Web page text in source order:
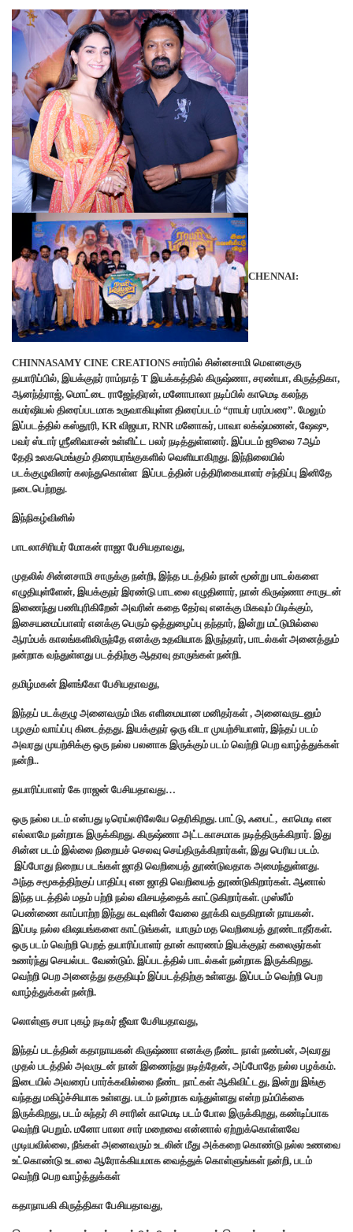
CHENNAI:
CHINNASAMY CINE CREATIONS சார்பில் சின்னசாமி மௌனகுரு
தயாரிப்பில், இயக்குநர் ராம்நாத் T இயக்கத்தில் கிருஷ்ணா, சரண்யா, கிருத்திகா,
ஆனந்த்ராஜ், மொட்டை ராஜேந்திரன், மனோபாலா நடிப்பில் காமெடி கலந்த
கமர்ஷியல் திரைப்படமாக உருவாகியுள்ள திரைப்படம் “ராயர் பரம்பரை”. மேலும்
இப்படத்தில் கஸ்தூரி, KR விஜயா, RNR மனோகர், பாவா லக்‌ஷ்மணன், ஷேஷு,
பவர் ஸ்டார் ஶ்ரீனிவாசன் உள்ளிட்ட பலர் நடித்துள்ளனர். இப்படம் ஜூலை 7ஆம்
தேதி உலகமெங்கும் திரையரங்குகளில் வெளியாகிறது. இந்நிலையில்
படக்குழுவினர் கலந்துகொள்ள இப்படத்தின் பத்திரிகையாளர் சந்திப்பு இனிதே
நடைபெற்றது.
இந்நிகழ்வினில்
பாடலாசிரியர் மோகன் ராஜா பேசியதாவது,
முதலில் சின்னசாமி சாருக்கு நன்றி, இந்த படத்தில் நான் மூன்று பாடல்களை
எழுதியுள்ளேன், இயக்குநர் இரண்டு பாடலை எழுதினார், நான் கிருஷ்ணா சாருடன்
இணைந்து பணிபுரிகிறேன் அவரின் கதை தேர்வு எனக்கு மிகவும் பிடிக்கும்,
இசையமைப்பாளர் எனக்கு பெரும் ஒத்துழைப்பு தந்தார், இன்று மட்டுமில்லை
ஆரம்பக் காலங்களிலிருந்தே எனக்கு உதவியாக இருந்தார், பாடல்கள் அனைத்தும்
நன்றாக வந்துள்ளது படத்திற்கு ஆதரவு தாருங்கள் நன்றி.
தமிழ்மகன் இளங்கோ பேசியதாவது,
இந்தப் படக்குழு அனைவரும் மிக எளிமையான மனிதர்கள் , அனைவருடனும்
பழகும் வாய்ப்பு கிடைத்தது. இயக்குநர் ஒரு விடா முயற்சியாளர், இந்தப் படம்
அவரது முயற்சிக்கு ஒரு நல்ல பலனாக இருக்கும் படம் வெற்றி பெற வாழ்த்துக்கள்
நன்றி..
தயாரிப்பாளர் கே ராஜன் பேசியதாவது…
ஒரு நல்ல படம் என்பது டிரெய்லரிலேயே தெரிகிறது. பாட்டு, ஃபைட், காமெடி என
எல்லாமே நன்றாக இருக்கிறது. கிருஷ்ணா அட்டகாசமாக நடித்திருக்கிறார். இது
சின்ன படம் இல்லை நிறையச் செலவு செய்திருக்கிறார்கள், இது பெரிய படம்.
இப்போது நிறைய படங்கள் ஜாதி வெறியைத் தூண்டுவதாக அமைந்துள்ளது.
அந்த சமூகத்திற்குப் பாதிப்பு என ஜாதி வெறியைத் தூண்டுகிறார்கள். ஆனால்
இந்த படத்தில் மதம் பற்றி நல்ல விசயத்தைக் காட்டுகிறார்கள். முஸ்லீம்
பெண்ணை காப்பாற்ற இந்து கடவுளின் வேலை தூக்கி வருகிறான் நாயகன்.
இப்படி நல்ல விஷயங்களை காட்டுங்கள், யாரும் மத வெறியைத் தூண்டாதீர்கள்.
ஒரு படம் வெற்றி பெறத் தயாரிப்பாளர் தான் காரணம் இயக்குநர் கலைஞர்கள்
உணர்ந்து செயல்பட வேண்டும். இப்படத்தில் பாடல்கள் நன்றாக இருக்கிறது.
வெற்றி பெற அனைத்து தகுதியும் இப்படத்திற்கு உள்ளது. இப்படம் வெற்றி பெற
வாழ்த்துக்கள் நன்றி.
லொள்ளு சபா புகழ் நடிகர் ஜீவா பேசியதாவது,
இந்தப் படத்தின் கதாநாயகன் கிருஷ்ணா எனக்கு நீண்ட நாள் நண்பன், அவரது
முதல் படத்தில் அவருடன் நான் இணைந்து நடித்தேன், அப்போதே நல்ல பழக்கம்.
இடையில் அவரைப் பார்க்கவில்லை நீண்ட நாட்கள் ஆகிவிட்டது, இன்று இங்கு
வந்தது மகிழ்ச்சியாக உள்ளது. படம் நன்றாக வந்துள்ளது என்ற நம்பிக்கை
இருக்கிறது, படம் சுந்தர் சி சாரின் காமெடி படம் போல இருக்கிறது, கண்டிப்பாக
வெற்றி பெறும். மனோ பாலா சார் மறைவை என்னால் ஏற்றுக்கொள்ளவே
முடியவில்லை, நீங்கள் அனைவரும் உடலின் மீது அக்கறை கொண்டு நல்ல உணவை
உட்கொண்டு உடலை ஆரோக்கியமாக வைத்துக் கொள்ளுங்கள் நன்றி, படம்
வெற்றி பெற வாழ்த்துக்கள்
கதாநாயகி கிருத்திகா பேசியதாவது,